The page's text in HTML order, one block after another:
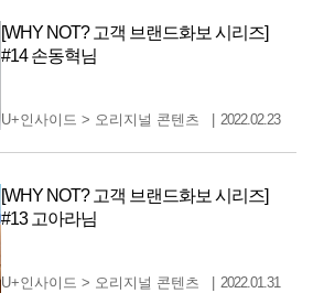
[WHY NOT? 고객 브랜드화보 시리즈]
#14 손동혁님
U+인사이드 > 오리지널 콘텐츠 2022.02.23
[WHY NOT? 고객 브랜드화보 시리즈]
#13 고아라님
U+인사이드 > 오리지널 콘텐츠 2022.01.31